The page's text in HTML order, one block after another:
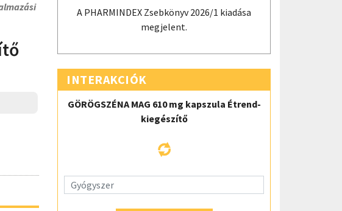
A PHARMINDEX Zsebkönyv 2026/1 kiadása
megjelent.
INTERAKCIÓK
GÖRÖGSZÉNA MAG 610 mg kapszula Étrend-
kiegészítő